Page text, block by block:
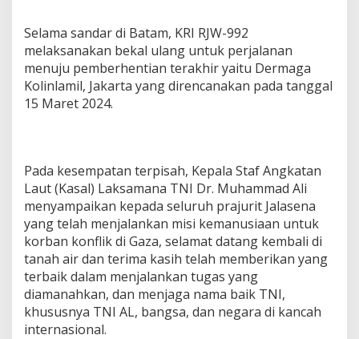
Selama sandar di Batam, KRI RJW-992
melaksanakan bekal ulang untuk perjalanan
menuju pemberhentian terakhir yaitu Dermaga
Kolinlamil, Jakarta yang direncanakan pada tanggal
15 Maret 2024.
Pada kesempatan terpisah, Kepala Staf Angkatan
Laut (Kasal) Laksamana TNI Dr. Muhammad Ali
menyampaikan kepada seluruh prajurit Jalasena
yang telah menjalankan misi kemanusiaan untuk
korban konflik di Gaza, selamat datang kembali di
tanah air dan terima kasih telah memberikan yang
terbaik dalam menjalankan tugas yang
diamanahkan, dan menjaga nama baik TNI,
khususnya TNI AL, bangsa, dan negara di kancah
internasional.